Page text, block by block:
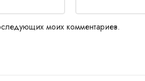
моих комментариев.